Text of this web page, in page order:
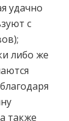
удачно
с
либо же
также